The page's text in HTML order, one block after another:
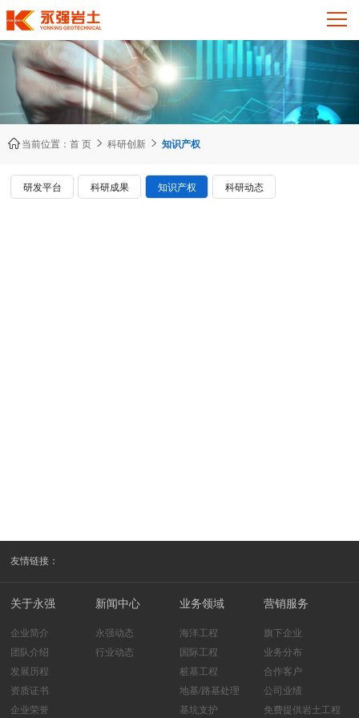
当前位置： 首 页  科研创新  知识产权
研发平台 科研成果 知识产权 科研动态
友情链接：
关于永强
企业简介
团队介绍
发展历程
资质证书
企业荣誉
新闻中心
永强动态
行业动态
业务领域
海洋工程
国际工程
桩基工程
地基/路基处理
基坑支护
营销服务
旗下企业
业务分布
合作客户
公司业绩
免费提供岩土工程